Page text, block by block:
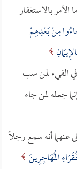
الأمر بالاستغفار
مِنْ بَعْدِهِمْ
الفيء لمن سب
جعله لمن جاء
عنهما أنه سمع رجلاً
الْمُهَاجِرِينَ